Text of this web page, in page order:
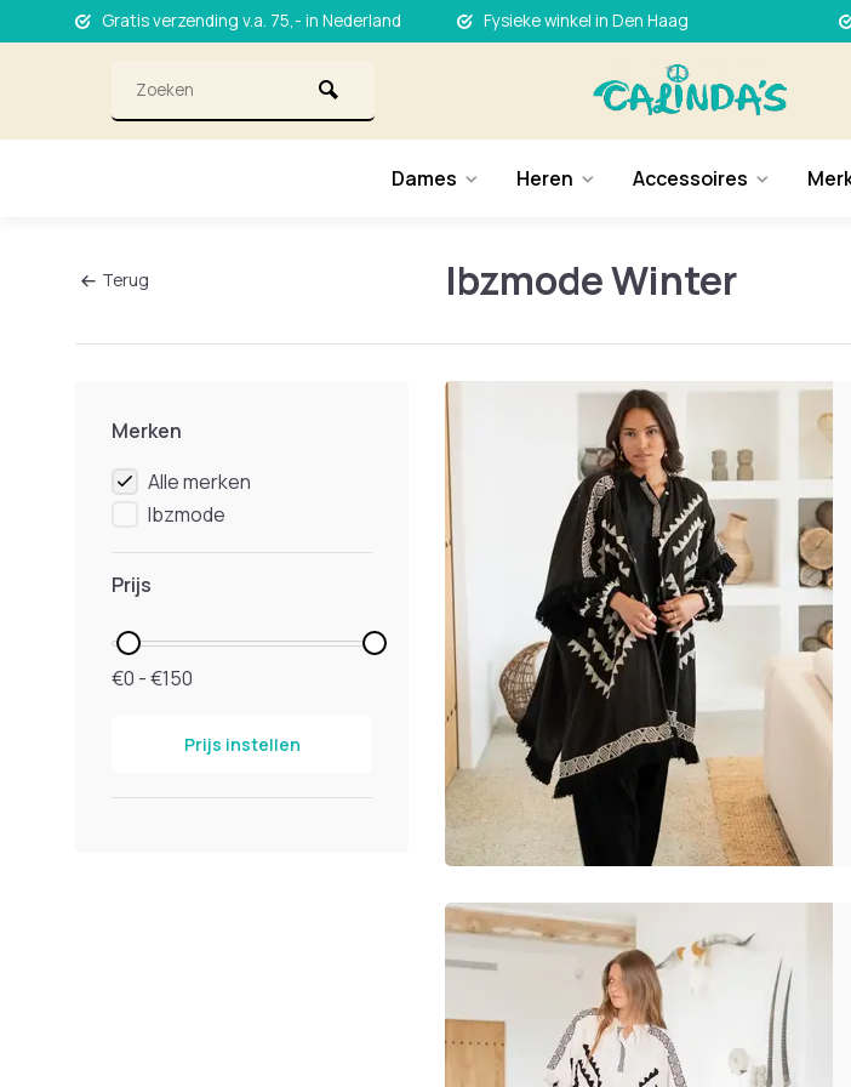
Gratis verzending v.a. 75,- in Nederland Fysieke winkel in Den Haag
Dames Heren Accessoires
Terug Ibzmode Winter
Merken
Alle merken
Ibzmode
Prijs
€0 - €150
Prijs instellen